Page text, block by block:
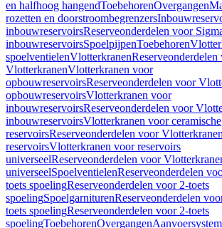
en halfhoog hangendToebehorenOvergangen
rozetten en doorstroombegrenzers
inbouwreservoirsReserveonderdelen voor
inbouwreservoirsSpoelpijpenToebehoren
spoelventielenVlotterkranenReserveonderdelen
VlotterkranenVlotterkranen voor
opbouwreservoirsReserveonderdelen voor
opbouwreservoirsVlotterkranen voor
inbouwreservoirsReserveonderdelen voor
inbouwreservoirsVlotterkranen voor ceramische
reservoirsReserveonderdelen voor
reservoirsVlotterkranen voor reservoirs
universeelReserveonderdelen voor
universeelSpoelventielenReserveonderdelen
toets spoelingReserveonderdelen voor 2-toets
spoelingSpoelgarniturenReserveonderdelen
toets spoelingReserveonderdelen voor 2-toets
spoelingToebehorenOvergangen